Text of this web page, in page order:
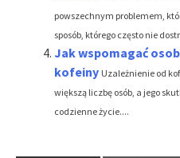
powszechnym problemem,
sposób, którego często nie
Jak wspomagać
kofeiny Uzależnienie od
większą liczbę osób, a jego
codzienne życie....